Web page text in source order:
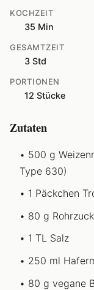
KOCHZEIT
35 Min
GESAMTZEIT
3 Std
PORTIONEN
12 Stücke
Zutaten
500 g
Type 630)
1 Päckchen
80 g
1 TL Salz
250 ml
80 g vegane